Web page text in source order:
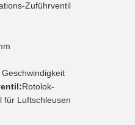
Zuführventil
Rotolok-
für Luftschleusen